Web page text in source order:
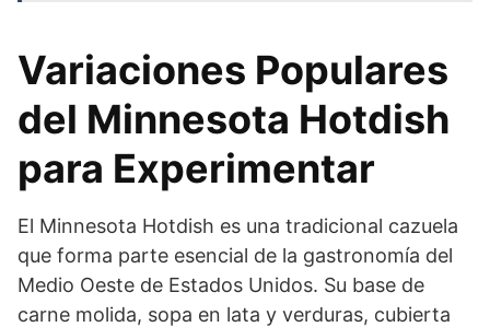
Variaciones Populares
del Minnesota Hotdish
para Experimentar
El Minnesota Hotdish es una tradicional cazuela
que forma parte esencial de la gastronomía del
Medio Oeste de Estados Unidos. Su base de
carne molida, sopa en lata y verduras, cubierta